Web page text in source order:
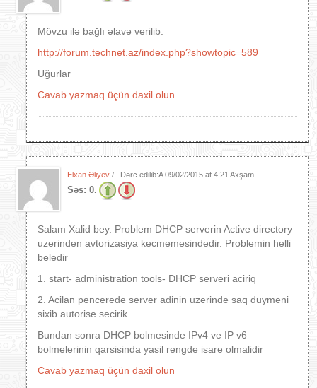
Mövzu ilə bağlı əlavə verilib.
http://forum.technet.az/index.php?showtopic=589
Uğurlar
Cavab yazmaq üçün daxil olun
Elxan Əliyev / . Dərc edilib:A09/02/2015 at 4:21 Axşam
Səs: 0.
Salam Xalid bey. Problem DHCP serverin Active directory
uzerinden avtorizasiya kecmemesindedir. Problemin helli
beledir
1. start- administration tools- DHCP serveri aciriq
2. Acilan pencerede server adinin uzerinde saq duymeni
sixib autorise secirik
Bundan sonra DHCP bolmesinde IPv4 ve IP v6
bolmelerinin qarsisinda yasil rengde isare olmalidir
Cavab yazmaq üçün daxil olun